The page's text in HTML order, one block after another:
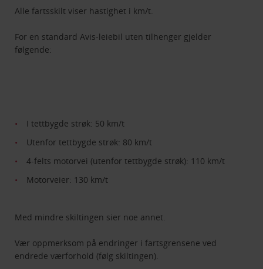
Alle fartsskilt viser hastighet i km/t.
For en standard Avis-leiebil uten tilhenger gjelder
følgende:
I tettbygde strøk: 50 km/t
Utenfor tettbygde strøk: 80 km/t
4-felts motorvei (utenfor tettbygde strøk): 110 km/t
Motorveier: 130 km/t
Med mindre skiltingen sier noe annet.
Vær oppmerksom på endringer i fartsgrensene ved
endrede værforhold (følg skiltingen).